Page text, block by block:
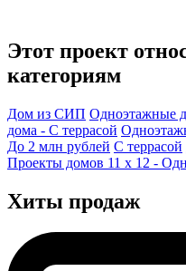
Этот проект
категориям
Дом из СИП Одноэтажные
дома - С террасой
До 2 млн рублей С террасой
Проекты домов 11 x 12 -
Хиты продаж